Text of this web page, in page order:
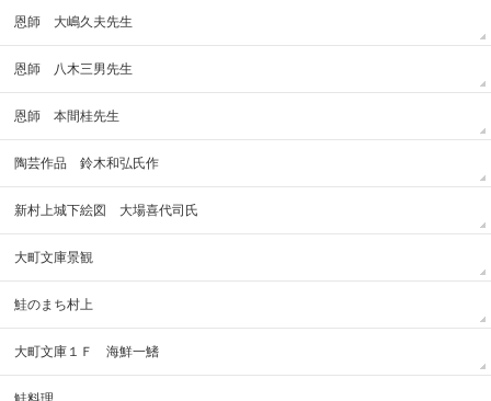
恩師 大嶋久夫先生
恩師 八木三男先生
恩師 本間桂先生
陶芸作品 鈴木和弘氏作
新村上城下絵図 大場喜代司氏
大町文庫景観
鮭のまち村上
大町文庫１Ｆ 海鮮一鰭